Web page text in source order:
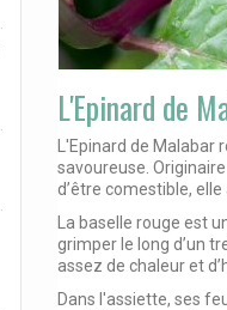
L'Epinard de
L'Epinard de
savoureuse.
d’être comestible,
La baselle rouge est
grimper le long d’un
assez de chaleur et
Dans l'assiette, ses